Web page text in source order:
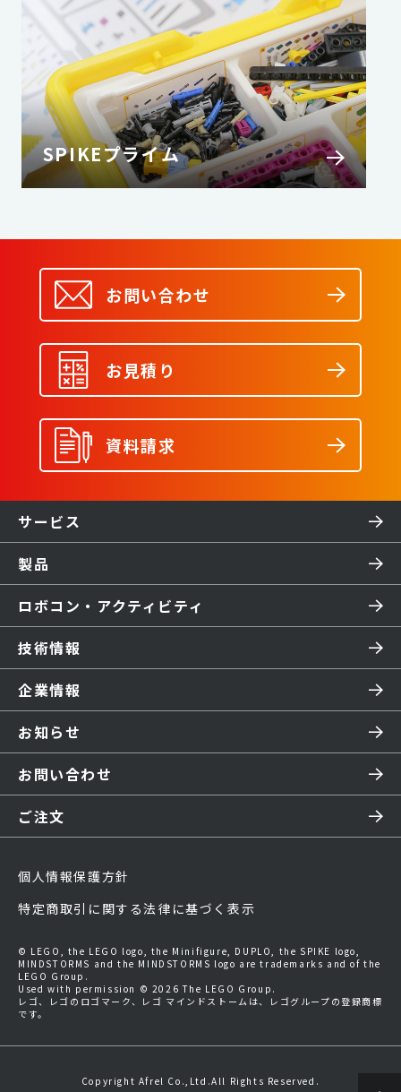
SPIKEプライム
お問い合わせ
お見積り
資料請求
サービス
製品
ロボコン・アクティビティ
技術情報
企業情報
お知らせ
お問い合わせ
ご注文
個人情報保護方針
特定商取引に関する法律に基づく表示
© LEGO, the LEGO logo, the Minifigure, DUPLO, the SPIKE logo,
MINDSTORMS and the MINDSTORMS logo are trademarks and of the
LEGO Group.
Used with permission © 2026 The LEGO Group.
レゴ、レゴのロゴマーク、レゴ マインドストームは、レゴグループの登録商標
です。
Copyright Afrel Co.,Ltd.All Rights Reserved.